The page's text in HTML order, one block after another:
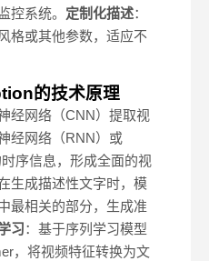
控系统。 定制化描述：
格或其他参数，适应不
的技术原理
经网络（CNN）提取视
经网络（RNN）或
序信息，形成全面的视
生成描述性文字时，模
最相关的部分，生成准
习：基于序列学习模型
，将视频特征转换为文